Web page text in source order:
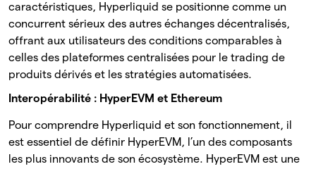
caractéristiques, Hyperliquid se positionne comme un
concurrent sérieux des autres échanges décentralisés,
offrant aux utilisateurs des conditions comparables à
celles des plateformes centralisées pour le trading de
produits dérivés et les stratégies automatisées.
Interopérabilité : HyperEVM et Ethereum
Pour comprendre Hyperliquid et son fonctionnement, il
est essentiel de définir HyperEVM, l’un des composants
les plus innovants de son écosystème. HyperEVM est une